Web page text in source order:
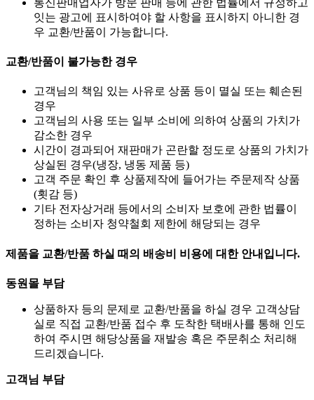
통신판매업자가 방문 판매 등에 관한 법률에서 규정하고
잇는 광고에 표시하여야 할 사항을 표시하지 아니한 경
우 교환/반품이 가능합니다.
교환/반품이 불가능한 경우
고객님의 책임 있는 사유로 상품 등이 멸실 또는 훼손된
경우
고객님의 사용 또는 일부 소비에 의하여 상품의 가치가
감소한 경우
시간이 경과되어 재판매가 곤란할 정도로 상품의 가치가
상실된 경우(냉장, 냉동 제품 등)
고객 주문 확인 후 상품제작에 들어가는 주문제작 상품
(횟감 등)
기타 전자상거래 등에서의 소비자 보호에 관한 법률이
정하는 소비자 청약철회 제한에 해당되는 경우
제품을 교환/반품 하실 때의 배송비 비용에 대한 안내입니다.
동원몰 부담
상품하자 등의 문제로 교환/반품을 하실 경우 고객상담
실로 직접 교환/반품 접수 후 도착한 택배사를 통해 인도
하여 주시면 해당상품을 재발송 혹은 주문취소 처리해
드리겠습니다.
고객님 부담